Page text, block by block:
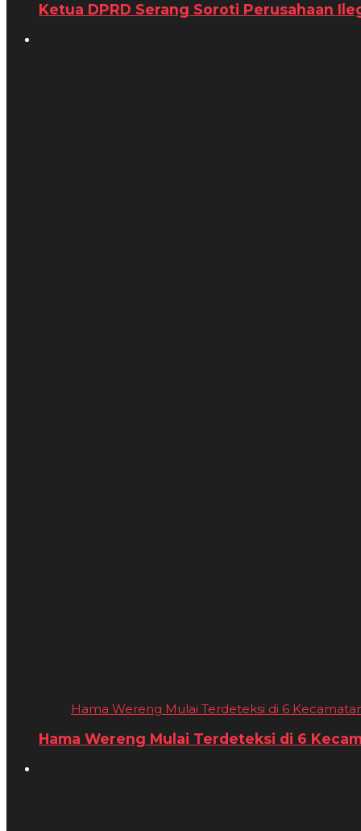
Ketua DPRD Serang Soroti Perusahaan
Hama Wereng Mulai Terdeteksi di 6
Hama Wereng Mulai Terdeteksi di 6